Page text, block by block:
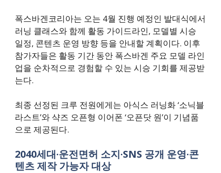
폭스바겐코리아는 오는 4월 진행 예정인 발대식에서
러닝 클래스와 함께 활동 가이드라인, 모델별 시승
일정, 콘텐츠 운영 방향 등을 안내할 계획이다. 이후
참가자들은 활동 기간 동안 폭스바겐 주요 모델 라인
업을 순차적으로 경험할 수 있는 시승 기회를 제공받
는다.
최종 선정된 크루 전원에게는 아식스 러닝화 ‘소닉블
라스트’와 샥즈 오픈형 이어폰 ‘오픈닷 원’이 기념품
으로 제공된다.
2040세대·운전면허 소지·SNS 공개 운영·콘
텐츠 제작 가능자 대상